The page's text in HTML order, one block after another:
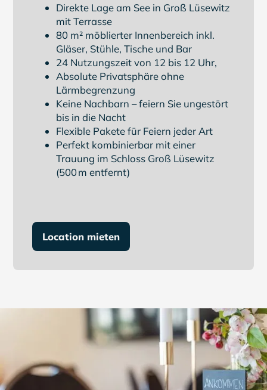
Direkte Lage am See in Groß Lüsewitz
mit Terrasse
80 m² möblierter Innenbereich inkl.
Gläser, Stühle, Tische und Bar
24 Nutzungszeit von 12 bis 12 Uhr,
Absolute Privatsphäre ohne
Lärmbegrenzung
Keine Nachbarn – feiern Sie ungestört
bis in die Nacht
Flexible Pakete für Feiern jeder Art
Perfekt kombinierbar mit einer
Trauung im Schloss Groß Lüsewitz
(500 m entfernt)
Location mieten